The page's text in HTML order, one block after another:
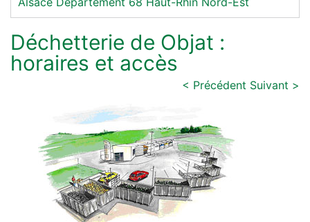
Déchetterie de Objat :
horaires et accès
< Précédent Suivant >